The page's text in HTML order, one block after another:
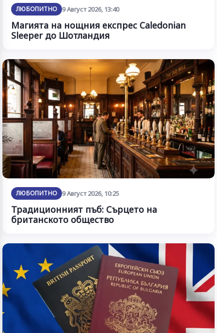
ЛЮБОПИТНО 9 Август 2026, 13:40
Магията на нощния експрес Caledonian
Sleeper до Шотландия
ЛЮБОПИТНО 9 Август 2026, 10:25
Традиционният пъб: Сърцето на
британското общество